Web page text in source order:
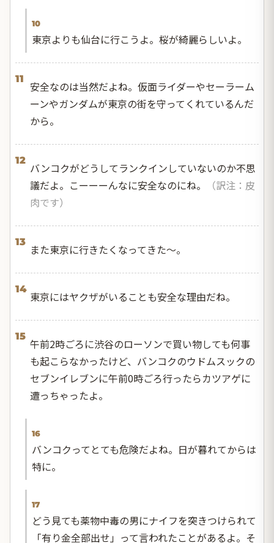
10
東京よりも仙台に行こうよ。桜が綺麗らしいよ。
11
安全なのは当然だよね。仮面ライダーやセーラーム
ーンやガンダムが東京の街を守ってくれているんだ
から。
12
バンコクがどうしてランクインしていないのか不思
議だよ。こーーーんなに安全なのにね。
（訳注：皮
肉です）
13
また東京に行きたくなってきた〜。
14
東京にはヤクザがいることも安全な理由だね。
15
午前2時ごろに渋谷のローソンで買い物しても何事
も起こらなかったけど、バンコクのウドムスックの
セブンイレブンに午前0時ごろ行ったらカツアゲに
遭っちゃったよ。
16
バンコクってとても危険だよね。日が暮れてからは
特に。
17
どう見ても薬物中毒の男にナイフを突きつけられて
「有り金全部出せ」って言われたことがあるよ。そ